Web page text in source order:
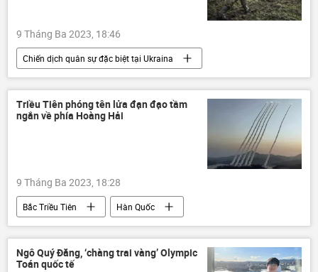
9 Tháng Ba 2023, 18:46
Chiến dịch quân sự đặc biệt tại Ukraina
Cuộc khủng hoảng ở Ukraina
Ukraina
Nga
Bộ Quốc phòng Nga
Quân sự
Quân đội Nga
lực lượng vũ trang Nga
Triều Tiên phóng tên lửa đạn đạo tầm
ngắn về phía Hoàng Hải
9 Tháng Ba 2023, 18:28
Bắc Triều Tiên
Hàn Quốc
tên lửa đạn đạo
tên lửa
Quân sự
Thế giới
Ngô Quý Đăng, ‘chàng trai vàng’ Olympic
Toán quốc tế